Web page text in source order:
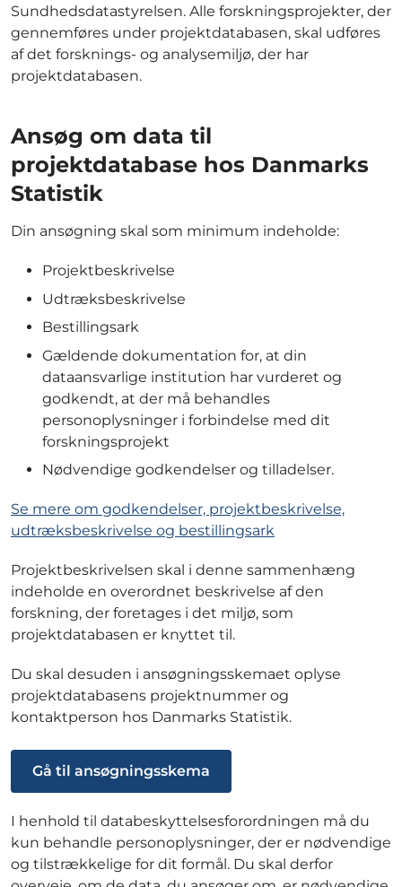
Sundhedsdatastyrelsen. Alle forskningsprojekter, der
gennemføres under projektdatabasen, skal udføres
af det forsknings- og analysemiljø, der har
projektdatabasen.
Ansøg om data til
projektdatabase hos Danmarks
Statistik
Din ansøgning skal som minimum indeholde:
Projektbeskrivelse
Udtræksbeskrivelse
Bestillingsark
Gældende dokumentation for, at din
dataansvarlige institution har vurderet og
godkendt, at der må behandles
personoplysninger i forbindelse med dit
forskningsprojekt
Nødvendige godkendelser og tilladelser.
Se mere om godkendelser, projektbeskrivelse,
udtræksbeskrivelse og bestillingsark
Projektbeskrivelsen skal i denne sammenhæng
indeholde en overordnet beskrivelse af den
forskning, der foretages i det miljø, som
projektdatabasen er knyttet til.
Du skal desuden i ansøgningsskemaet oplyse
projektdatabasens projektnummer og
kontaktperson hos Danmarks Statistik.
Gå til ansøgningsskema
I henhold til databeskyttelsesforordningen må du
kun behandle personoplysninger, der er nødvendige
og tilstrækkelige for dit formål. Du skal derfor